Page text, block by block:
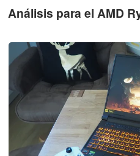
Análisis para el AMD